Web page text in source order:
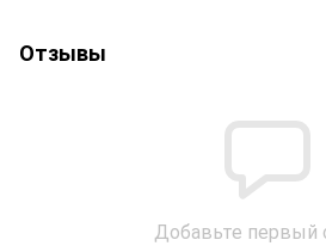
Отзывы
Добавьте первый